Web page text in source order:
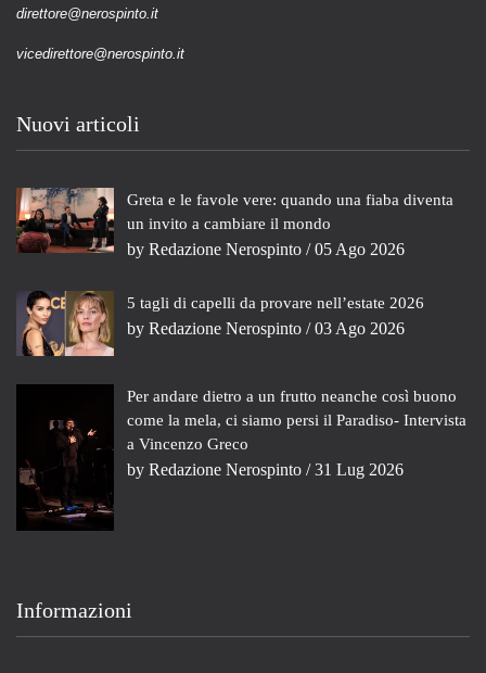
direttore@nerospinto.it
vicedirettore@nerospinto.it
Nuovi articoli
Greta e le favole vere: quando una fiaba diventa
un invito a cambiare il mondo
by Redazione Nerospinto / 05 Ago 2026
5 tagli di capelli da provare nell’estate 2026
by Redazione Nerospinto / 03 Ago 2026
Per andare dietro a un frutto neanche così buono
come la mela, ci siamo persi il Paradiso- Intervista
a Vincenzo Greco
by Redazione Nerospinto / 31 Lug 2026
Informazioni